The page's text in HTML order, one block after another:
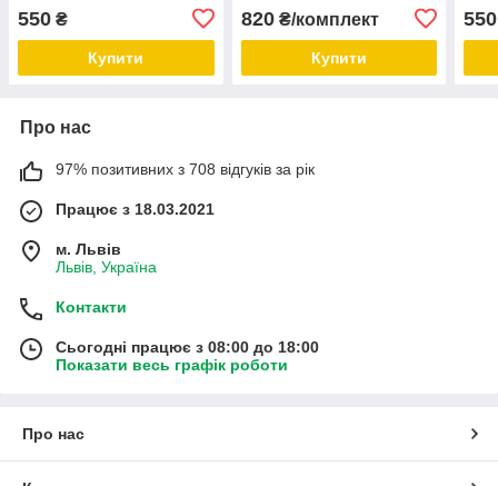
E60 F20 F21 E91 F31 F32
X5 E70 X6 E71 X3 F25
550 ₴
Купити
820₴/комплект
Купити
550
Про нас
97% позитивних з 708 відгуків за рік
Працює з 18.03.2021
м. Львів
Львів, Україна
Контакти
Сьогодні працює з 08:00 до 18:00
Показати весь графік роботи
Про нас